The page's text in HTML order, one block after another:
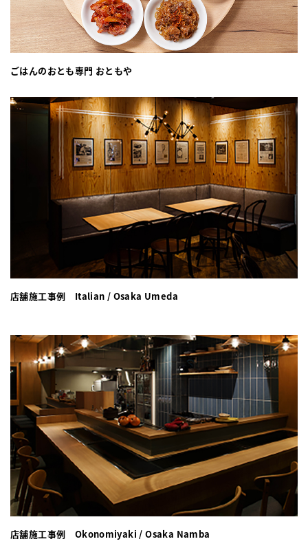
ごはんのおとも専門 おともや
店舗施工事例 Italian / Osaka Umeda
店舗施工事例 Okonomiyaki / Osaka Namba